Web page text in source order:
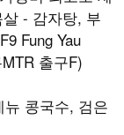
- 감자탕, 부
Fung Yau
출구F)
콩국수, 검은